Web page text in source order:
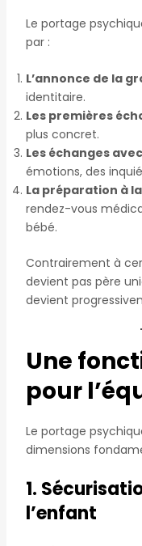
Le portage
par :
L’annonce de la
identitaire.
Les premières
plus concret.
Les échanges
émotions, des
La préparation à
rendez-vous
bébé.
Contrairement à
devient pas père
devient
Une
pour
Le portage
dimensions
1.
l’enfant